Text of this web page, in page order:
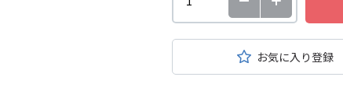
お気に入り登録